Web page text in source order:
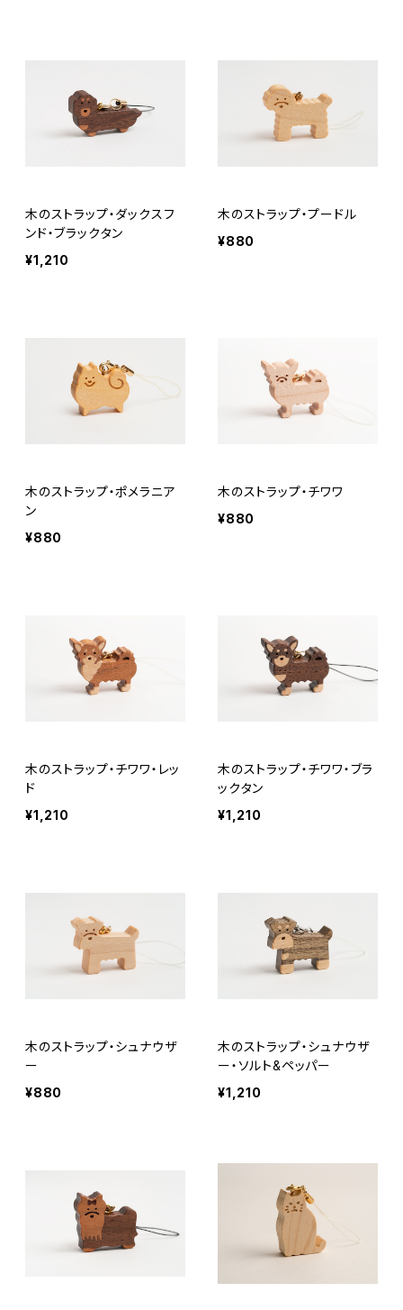
木のストラップ・ダックスフ
ンド・ブラックタン
¥1,210
木のストラップ・プードル
¥880
木のストラップ・ポメラニア
ン
¥880
木のストラップ・チワワ
¥880
木のストラップ・チワワ・レッ
ド
¥1,210
木のストラップ・チワワ・ブラ
ックタン
¥1,210
木のストラップ・シュナウザ
ー
¥880
木のストラップ・シュナウザ
ー・ソルト&ペッパー
¥1,210